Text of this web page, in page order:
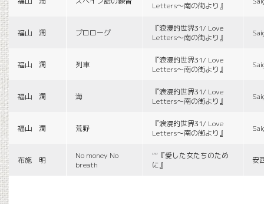
Letters〜南の街より』
福山 潤 プロローグ
『浪漫的世界31/ Love
Letters〜南の街より』
福山 潤 列車
『浪漫的世界31/ Love
Letters〜南の街より』
福山 潤 海
『浪漫的世界31/ Love
Letters〜南の街より』
福山 潤 荒野
『浪漫的世界31/ Love
Letters〜南の街より』
布施 明
No money No
breath
““『愛した女たちのため
に』
安